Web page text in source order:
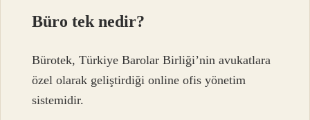
Büro tek nedir?
Bürotek, Türkiye Barolar Birliği’nin avukatlara
özel olarak geliştirdiği online ofis yönetim
sistemidir.